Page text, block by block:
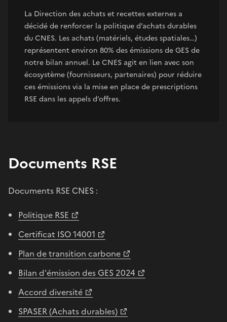
La Direction des achats et recettes externes a
décidé de renforcer la politique d’achats durables
du CNES. Les achats (matériels, études spatiales…)
représentent environ 80% des émissions de GES de
notre bilan annuel. Le CNES agit en lien avec son
écosystème (fournisseurs, partenaires) pour réduire
ces émissions via la mise en place de prescriptions
RSE dans les appels d’offres.
Documents RSE
Documents RSE CNES :
Politique RSE
Certificat ISO 14001
Plan de transition carbone
Bilan d'émission des GES 2024
Accord diversité
SPASER (Achats durables)